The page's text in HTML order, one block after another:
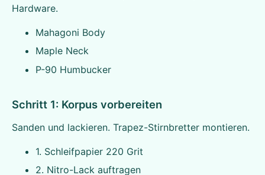
Hardware.
Mahagoni Body
Maple Neck
P-90 Humbucker
Schritt 1: Korpus vorbereiten
Sanden und lackieren. Trapez-Stirnbretter montieren.
1. Schleifpapier 220 Grit
2. Nitro-Lack auftragen